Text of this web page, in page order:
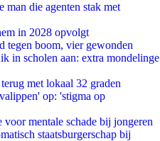
die agenten stak met
in 2028 opvolgt
tegen boom, vier gewonden
in scholen aan: extra mondelinge
met lokaal 32 graden
op: 'stigma op
mentale schade bij jongeren
staatsburgerschap bij